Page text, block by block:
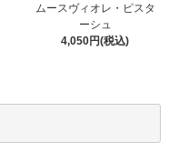
ムースヴィオレ・ピスタ
ーシュ
4,050円(税込)